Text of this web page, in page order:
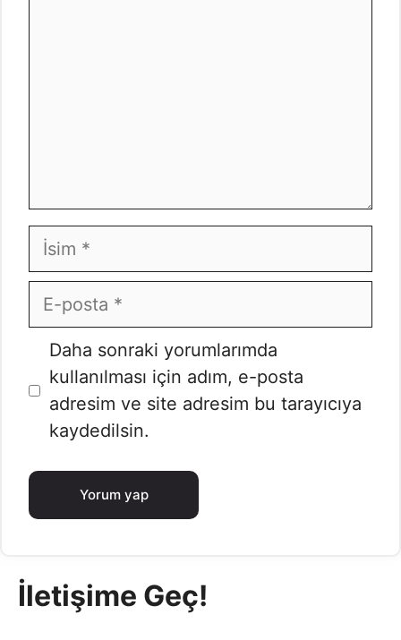
İsim
E-
posta
İnternet
sitesi
Daha sonraki yorumlarımda
kullanılması için adım, e-posta
adresim ve site adresim bu tarayıcıya
kaydedilsin.
İletişime Geç!